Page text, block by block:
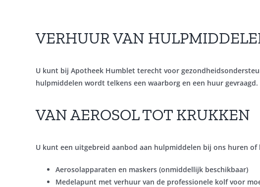
VERHUUR VAN
U kunt bij Apotheek Humblet terecht voor
hulpmiddelen wordt telkens een waarborg en een huur
VAN AEROSOL TOT KRUKKEN
U kunt een uitgebreid aanbod aan hulpmiddelen bij ons huren of
Aerosolapparaten en maskers (onmiddellijk beschikbaar)
Medelapunt met verhuur van de professionele kolf voor